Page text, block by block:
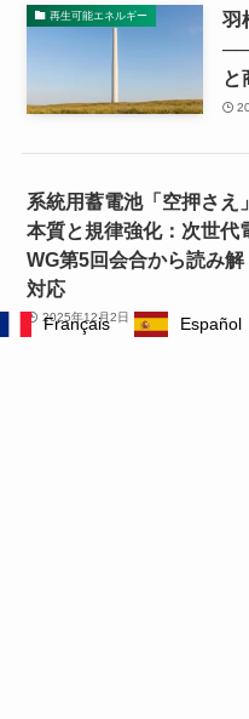
再生可能エネルギー
羽
──
と
系統用蓄電池「空押さえ
本質と規律強化：次世代
WG第5回会合から読み解
対応
2025年12月2日 Español
Français